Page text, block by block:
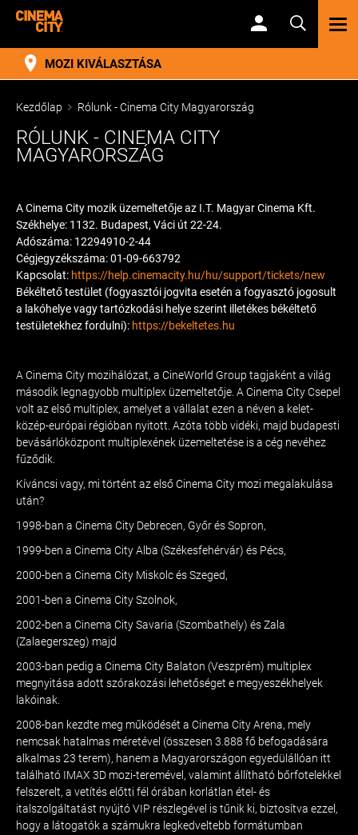
MOZI KIVÁLASZTÁSA
Kezdőlap Rólunk - Cinema City Magyarország
RÓLUNK - CINEMA CITY
MAGYARORSZÁG
A Cinema City mozik üzemeltetője az I.T. Magyar Cinema Kft.
Székhelye: 1132. Budapest, Váci út 22-24.
Adószáma: 12294910-2-44
Cégjegyzékszáma: 01-09-663792
Kapcsolat: https://help.cinemacity.hu/hu/support/tickets/new
Békéltető testület (fogyasztói jogvita esetén a fogyasztó jogosult
a lakóhelye vagy tartózkodási helye szerint illetékes békéltető
testületekhez fordulni): https://bekeltetes.hu
A Cinema City mozihálózat, a CineWorld Group tagjaként a világ
második legnagyobb multiplex üzemeltetője. A Cinema City Csepel
volt az első multiplex, amelyet a vállalat ezen a néven a kelet-
közép-európai régióban nyitott. Azóta több vidéki, majd budapesti
bevásárlóközpont multiplexének üzemeltetése is a cég nevéhez
fűződik.
Kíváncsi vagy, mi történt az első Cinema City mozi megalakulása
után?
1998-ban a Cinema City Debrecen, Győr és Sopron,
1999-ben a Cinema City Alba (Székesfehérvár) és Pécs,
2000-ben a Cinema City Miskolc és Szeged,
2001-ben a Cinema City Szolnok,
2002-ben a Cinema City Savaria (Szombathely) és Zala
(Zalaegerszeg) majd
2003-ban pedig a Cinema City Balaton (Veszprém) multiplex
megnyitása adott szórakozási lehetőséget e megyeszékhelyek
lakóinak.
2008-ban kezdte meg működését a Cinema City Arena, mely
nemcsak hatalmas méretével (összesen 3.888 fő befogadására
alkalmas 23 terem), hanem a Magyarországon egyedülállóan itt
található IMAX 3D mozi-teremével, valamint állítható bőrfotelekkel
felszerelt, a vetítés előtti fél órában korlátlan étel- és
italszolgáltatást nyújtó VIP részlegével is tűnik ki, biztosítva ezzel,
hogy a látogatók a számukra legkedveltebb formátumban